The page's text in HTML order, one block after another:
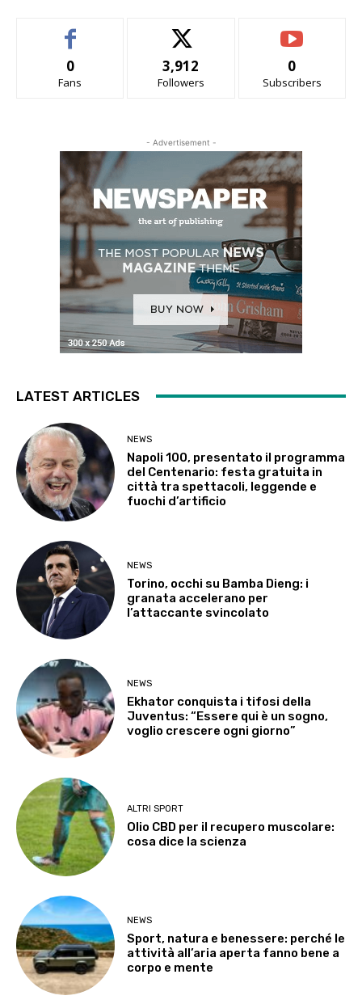
0
Fans
3,912
Followers
0
Subscribers
- Advertisement -
LATEST ARTICLES
NEWS
Napoli 100, presentato il programma
del Centenario: festa gratuita in
città tra spettacoli, leggende e
fuochi d’artificio
NEWS
Torino, occhi su Bamba Dieng: i
granata accelerano per
l’attaccante svincolato
NEWS
Ekhator conquista i tifosi della
Juventus: “Essere qui è un sogno,
voglio crescere ogni giorno”
ALTRI SPORT
Olio CBD per il recupero muscolare:
cosa dice la scienza
NEWS
Sport, natura e benessere: perché le
attività all’aria aperta fanno bene a
corpo e mente